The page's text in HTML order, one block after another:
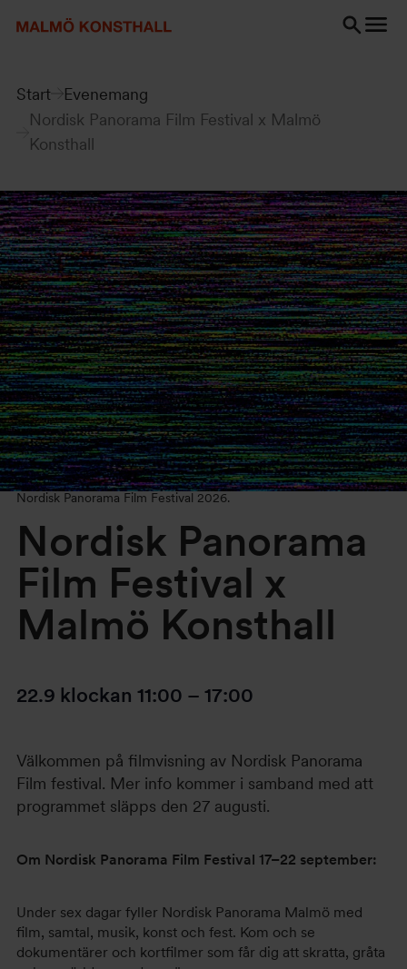
Start
Evenemang
Nordisk Panorama Film Festival x Malmö
Konsthall
Nordisk Panorama Film Festival 2026.
Nordisk Panorama
Film Festival x
Malmö Konsthall
22.9 klockan 11:00 – 17:00
Välkommen på filmvisning av Nordisk Panorama
Film festival. Mer info kommer i samband med att
programmet släpps den 27 augusti.
Om Nordisk Panorama Film Festival 17–22 september:
Under sex dagar fyller Nordisk Panorama Malmö med
film, samtal, musik, konst och fest. Kom och se
dokumentärer och kortfilmer som får dig att skratta, gråta